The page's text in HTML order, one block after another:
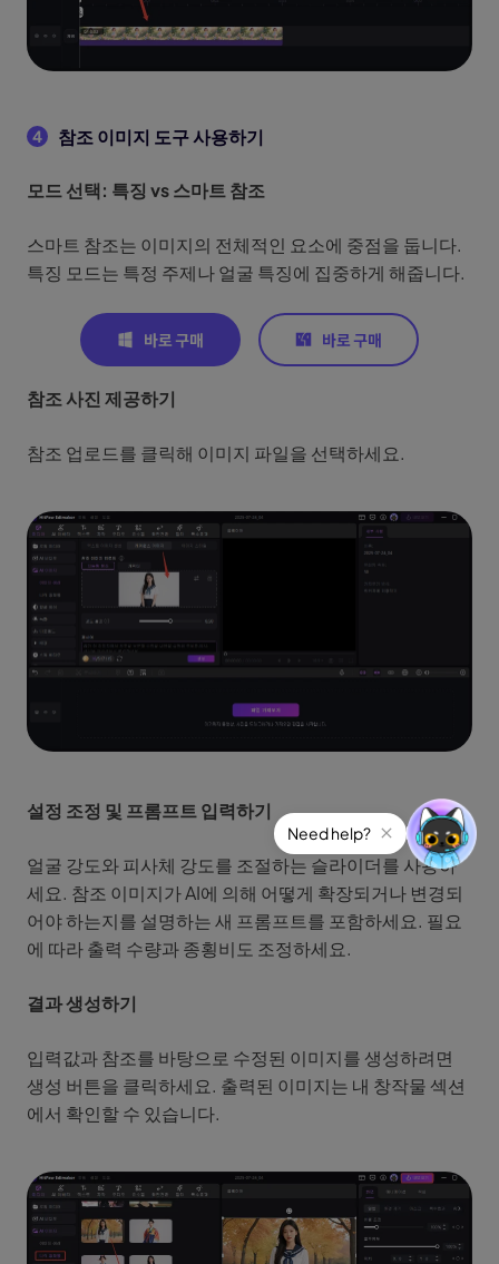
4 참조 이미지 도구 사용하기
모드 선택: 특징 vs 스마트 참조
스마트 참조는 이미지의 전체적인 요소에 중점을 둡니다.
특징 모드는 특정 주제나 얼굴 특징에 집중하게 해줍니다.
참조 사진 제공하기
참조 업로드를 클릭해 이미지 파일을 선택하세요.
설정 조정 및 프롬프트 입력하기
얼굴 강도와 피사체 강도를 조절하는 슬라이더를 사용하
세요. 참조 이미지가 AI에 의해 어떻게 확장되거나 변경되
어야 하는지를 설명하는 새 프롬프트를 포함하세요. 필요
에 따라 출력 수량과 종횡비도 조정하세요.
결과 생성하기
입력값과 참조를 바탕으로 수정된 이미지를 생성하려면
생성 버튼을 클릭하세요. 출력된 이미지는 내 창작물 섹션
에서 확인할 수 있습니다.